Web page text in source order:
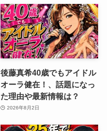
後藤真希40歳でもアイドル
オーラ健在！、話題になっ
た理由や最新情報は？
2026年8月2日